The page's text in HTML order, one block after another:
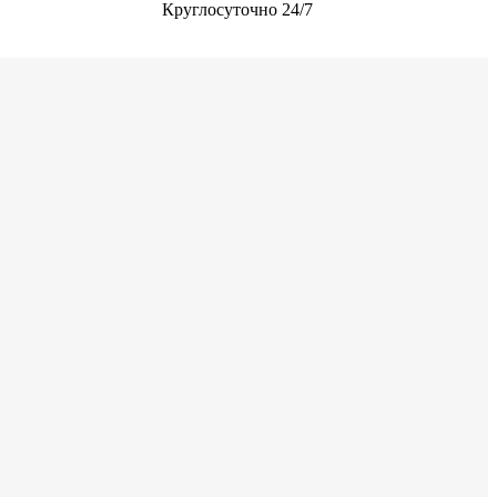
Круглосуточно 24/7